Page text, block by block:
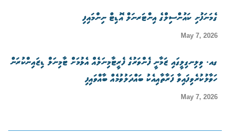
ގެމަނަފުށި ކައުންސިލްގެ އިންޓަރނަލް އޮޑިޓް ނިންމައިފި
May 7, 2026
ގއ. ވިލިނގިލީގައި ޒަމާނީ ފެންވަރުގެ ފެރީޓާމިނަލެއް އެޅުމަށް ޓާމިނަލް ޑިޒައިންކުރަން
ހަވާލުކުރެވިފައިވާ ފަރާތާއިއެކު ބައްދަލުވުމެއް ބާއްވައިފި
May 7, 2026